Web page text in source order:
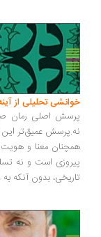
تحلیلی از آینه‌های
اصلی رمان صرفاً
عمیق‌تر این است:
معنا و هویت خود را
است و نه تسلیم.
بدون آنکه به خیانت،